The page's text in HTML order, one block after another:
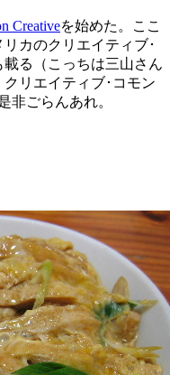
Creativeを始めた。ここ
カのクリエイティブ･
る（こっちは三山さん
リエイティブ･コモン
非ごらんあれ。